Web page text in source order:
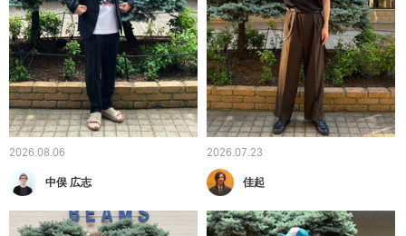
2026.08.06
中俣 広志
2026.07.23
佳起